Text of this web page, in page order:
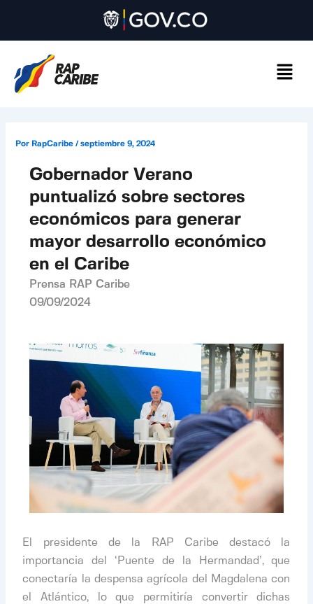
contenido
Por RapCaribe/septiembre 9, 2024
Gobernador Verano
puntualizó sobre sectores
económicos para generar
mayor desarrollo económico
en el Caribe
Prensa RAP Caribe
09/09/2024
El presidente de la RAP Caribe destacó la
importancia del ‘Puente de la Hermandad’, que
conectaría la despensa agrícola del Magdalena con
el Atlántico, lo que permitiría convertir dichas
entradas